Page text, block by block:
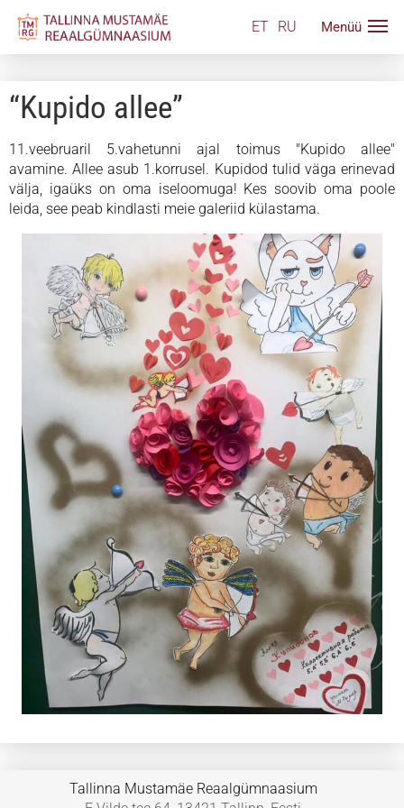
ET RU
“Kupido allee”
11.veebruaril 5.vahetunni ajal toimus "Kupido allee"
avamine. Аllee asub 1.korrusel. Kupidod tulid väga erinevad
välja, igaüks on oma iseloomuga! Kes soovib oma poole
leida, see peab kindlasti meie galeriid külastama.
Tallinna Mustamäe Reaalgümnaasium